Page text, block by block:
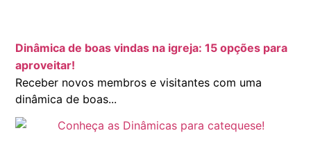
Dinâmica de boas vindas na igreja: 15 opções para
aproveitar!
Receber novos membros e visitantes com uma
dinâmica de boas...